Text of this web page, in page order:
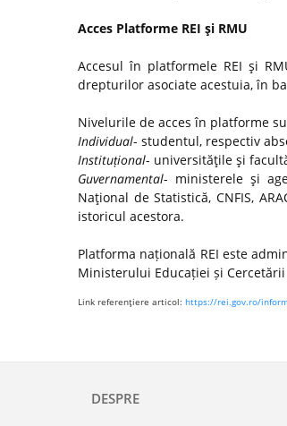
Acces Platforme REI şi RMU
Accesul în platformele REI şi
drepturilor asociate acestuia, în
Nivelurile de acces în platforme
Individual- studentul, respectiv
Instituțional- universităţile şi
Guvernamental- ministerele şi
Naţional de Statistică, CNFIS,
istoricul acestora.
Platforma națională REI este
Ministerului Educației și Cercetării
Link referenţiere articol: https://rei.gov.ro/
DESPRE